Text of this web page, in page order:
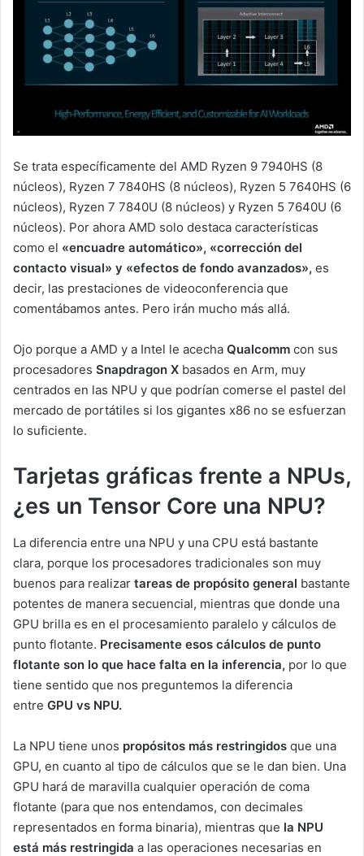
Se trata específicamente del AMD Ryzen 9 7940HS (8
núcleos), Ryzen 7 7840HS (8 núcleos), Ryzen 5 7640HS (6
núcleos), Ryzen 7 7840U (8 núcleos) y Ryzen 5 7640U (6
núcleos). Por ahora AMD solo destaca características
como el «encuadre automático», «corrección del
contacto visual» y «efectos de fondo avanzados», es
decir, las prestaciones de videoconferencia que
comentábamos antes. Pero irán mucho más allá.
Ojo porque a AMD y a Intel le acecha Qualcomm con sus
procesadores Snapdragon X basados en Arm, muy
centrados en las NPU y que podrían comerse el pastel del
mercado de portátiles si los gigantes x86 no se esfuerzan
lo suficiente.
Tarjetas gráficas frente a NPUs,
¿es un Tensor Core una NPU?
La diferencia entre una NPU y una CPU está bastante
clara, porque los procesadores tradicionales son muy
buenos para realizar tareas de propósito general bastante
potentes de manera secuencial, mientras que donde una
GPU brilla es en el procesamiento paralelo y cálculos de
punto flotante. Precisamente esos cálculos de punto
flotante son lo que hace falta en la inferencia, por lo que
tiene sentido que nos preguntemos la diferencia
entre GPU vs NPU.
La NPU tiene unos propósitos más restringidos que una
GPU, en cuanto al tipo de cálculos que se le dan bien. Una
GPU hará de maravilla cualquier operación de coma
flotante (para que nos entendamos, con decimales
representados en forma binaria), mientras que la NPU
está más restringida a las operaciones necesarias en